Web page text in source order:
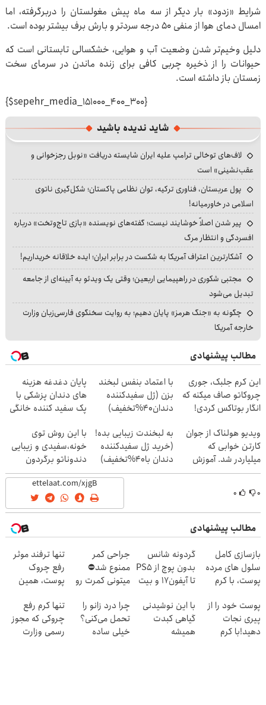
شرایط «زدود» بار دیگر از سه ماه پیش مغولستان را دربرگرفته، اما
امسال دمای هوا از منفی ۵۰ درجه سردتر و بارش برف بیشتر بوده است.
دلیل وخیم‌تر شدن وضعیت آب و هوایی، خشکسالی تابستانی است که
حیوانات را از ذخیره چربی کافی برای زنده ماندن در سرمای سخت
زمستان باز داشته است.
{$sepehr_media_151000_400_300}
شاید ندیده باشید
لاف‌های توخالی ترامپ علیه ایران شایسته دریافت «نوبل رجزخوانی و
عقب‌نشینی» است
پول عربستان، فناوری ترکیه، توان نظامی پاکستان؛ شکل‌گیری ناتوی
اسلامی در خاورمیانه!
پیر شدن اصلاً خوشایند نیست؛ گفته‌های نویسنده «بازی تاج‌وتخت» درباره
افسردگی و انتظار مرگ
آشکارترین اعتراف آمریکا به شکست در برابر ایران؛ ایده خلاقانه خریداریم!
مجتبی شکوری در راهپیمایی اربعین؛ وقتی یک ویدئو به آیینه‌ای از جامعه
تبدیل می‌شود
چگونه به «جنگ هرمز» پایان دهیم؛ به روایت سخنگوی فارسی‌زبان وزارت
خارجه آمریکا
مطالب پیشنهادی
این کرم جلبک، جوری
چروکاتو صاف میکنه که
انگار بوتاکس کردی!
با اعتماد بنفس لبخند
بزن (ژل سفیدکننده
دندان40%تخفیف)
پایان دغدغه هزینه
های دندان پزشکی با
پک سفید کننده خانگی
ویدیو هولناک از جوان
کارتن خوابی که
میلیاردر شد. آموزش
رایگان
به لبخندت زیبایی بده!
(خرید ژل سفیدکننده
دندان با40%تخفیف)
با این روش توی
خونه،سفیدی و زیبایی
دندوناتو برگردون
(40%off)
۰ ۰
مطالب پیشنهادی
بازسازی کامل
سلول های مرده
پوست، با کرم
جلبک(50%
تخفیف)
گردونه شانس
بدون پوچ از PS5
تا آیفون17 و بیت
جراحی کمر
ممنوع شد⛔
میتونی کمرت رو
کنی! 👈🏻
پرسش‌نامه
تنها ترفند موثر
رفع چروک
پوست، همین
(45% تخفیف)
پوست خود را از
پیری نجات
دهید!با کرم
با این نوشیدنی
گیاهی کبدت
همیشه
چرا درد زانو را
تحمل می‌کنی؟
خیلی ساده
تنها کرم رفع
چروکی که مجوز
رسمی وزارت